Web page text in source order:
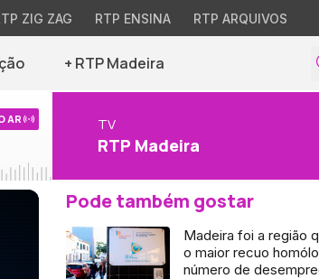
ZIG ZAG RTP ENSINA RTP ARQUIVOS
+ RTP Madeira
AR TV
RTP Madeira
Pode também gostar
Madeira foi a região
o maior recuo
número de